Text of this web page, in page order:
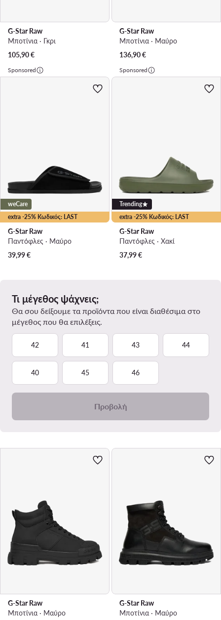
G-Star Raw
Μποτίνια · Γκρι
105,90€
G-Star Raw
Μποτίνια · Μαύρο
136,90€
Sponsored
extra -25% Κωδικός: LAST
weCare
G-Star Raw
Παντόφλες · Μαύρο
39,99€
Sponsored
extra -25% Κωδικός: LAST
Trending
G-Star Raw
Παντόφλες · Χακί
37,99€
Τι μέγεθος ψάχνεις;
Θα σου δείξουμε τα προϊόντα που είναι διαθέσιμα στο
μέγεθος που θα επιλέξεις.
42 41 43 44
40 45 46
Προβολή
G-Star Raw
Μποτίνια · Μαύρο
G-Star Raw
Μποτίνια · Μαύρο